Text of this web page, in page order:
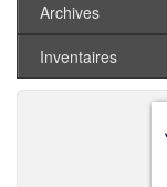
Archives
Inventaires